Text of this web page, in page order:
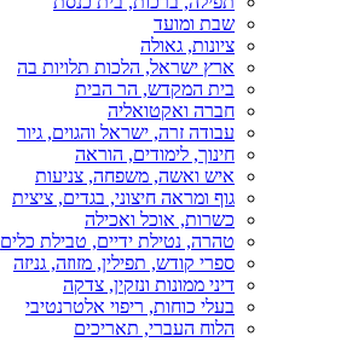
שבת ומועד
ציונות, גאולה
ארץ ישראל, הלכות תלויות בה
בית המקדש, הר הבית
חברה ואקטואליה
עבודה זרה, ישראל והגוים, גיור
חינוך, לימודים, הוראה
איש ואשה, משפחה, צניעות
גוף ומראה חיצוני, בגדים, ציצית
כשרות, אוכל ואכילה
טהרה, נטילת ידיים, טבילת כלים
ספרי קודש, תפילין, מזוזה, גניזה
דיני ממונות ונזקין, צדקה
בעלי כוחות, ריפוי אלטרנטיבי
הלוח העברי, תאריכים